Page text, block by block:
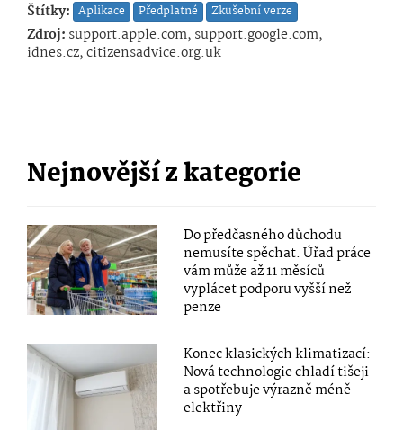
Štítky: Aplikace Předplatné Zkušební verze
Zdroj: support.apple.com, support.google.com,
idnes.cz, citizensadvice.org.uk
Nejnovější z kategorie
Do předčasného důchodu
nemusíte spěchat. Úřad práce
vám může až 11 měsíců
vyplácet podporu vyšší než
penze
Konec klasických klimatizací:
Nová technologie chladí tišeji
a spotřebuje výrazně méně
elektřiny